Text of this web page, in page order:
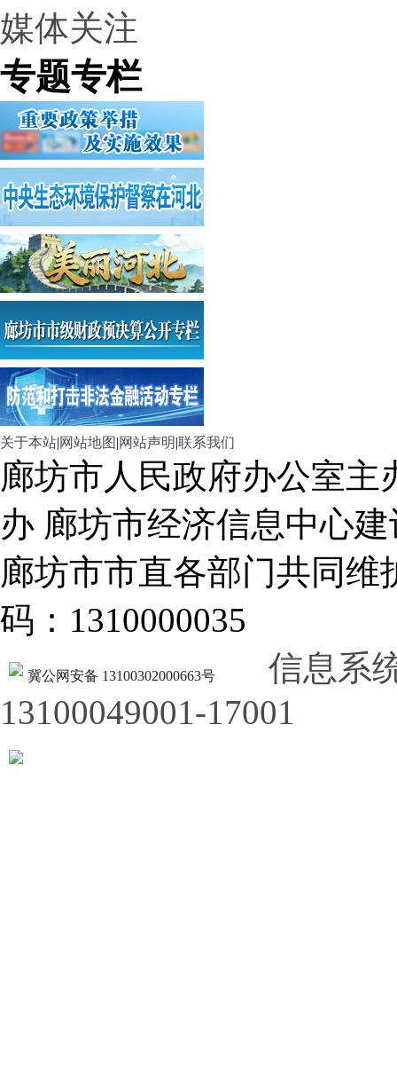
媒体关注
专题专栏
关于本站|网站地图 |网站声明|联系我们
廊坊市人民政府办公室
办 廊坊市经济信息中心建
廊坊市市直各部门共同
码：1310000035
冀公网安备 13100302000663号
信息系
13100049001-17001